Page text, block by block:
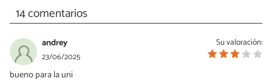
14 comentarios
Su valoración:
andrey
23/06/2025
bueno para la uni